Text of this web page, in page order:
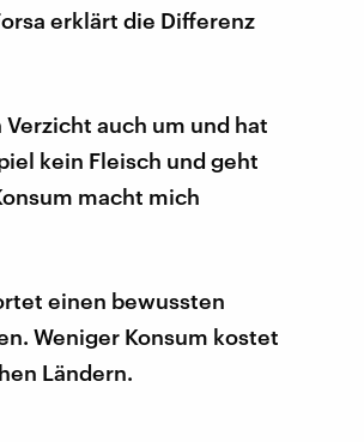
erklärt die Differenz
auch um und hat
kein Fleisch und geht
macht mich
einen bewussten
Weniger Konsum kostet
Ländern.